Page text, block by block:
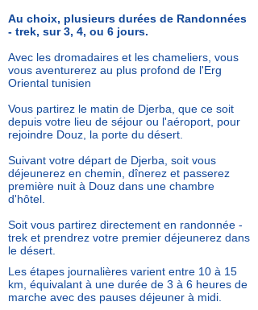
Au choix, plusieurs durées de Randonnées
- trek, sur 3, 4, ou 6 jours.
Avec les dromadaires et les chameliers, vous
vous aventurerez au plus profond de l'Erg
Oriental tunisien
Vous partirez le matin de Djerba, que ce soit
depuis votre lieu de séjour ou l'aéroport, pour
rejoindre Douz, la porte du désert.
Suivant votre départ de Djerba, soit vous
déjeunerez en chemin, dînerez et passerez
première nuit à Douz dans une chambre
d'hôtel.
Soit vous partirez directement en randonnée -
trek et prendrez votre premier déjeunerez dans
le désert.
Les étapes journalières varient entre 10 à 15
km, équivalant à une durée de 3 à 6 heures de
marche avec des pauses déjeuner à midi.